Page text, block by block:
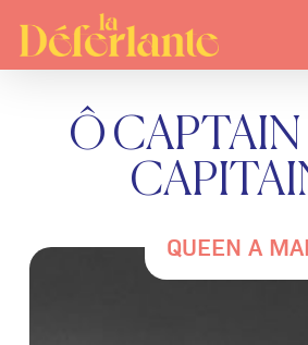
Ô
QUEEN A